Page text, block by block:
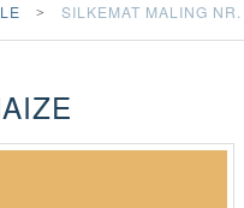
SILKEMAT MALING